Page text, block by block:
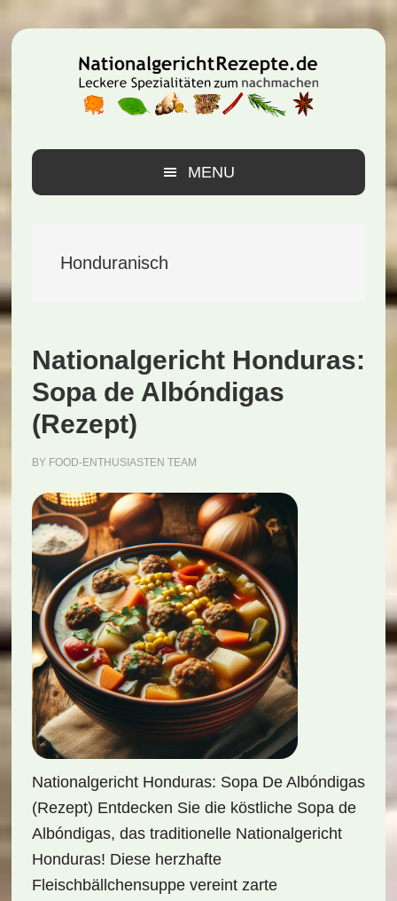
Hauptnavigation
Inhalt
Seitenspalte
MENU
Honduranisch
Nationalgericht Honduras:
Sopa de Albóndigas
(Rezept)
BY FOOD-ENTHUSIASTEN TEAM
Nationalgericht Honduras: Sopa De Albóndigas
(Rezept) Entdecken Sie die köstliche Sopa de
Albóndigas, das traditionelle Nationalgericht
Honduras! Diese herzhafte
Fleischbällchensuppe vereint zarte